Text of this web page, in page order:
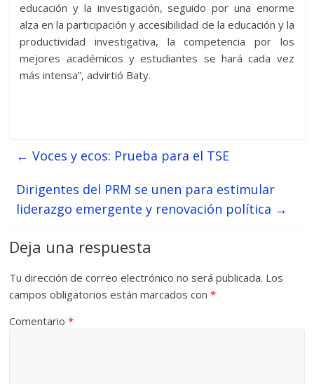
educación y la investigación, seguido por una enorme
alza en la participación y accesibilidad de la educación y la
productividad investigativa, la competencia por los
mejores académicos y estudiantes se hará cada vez
más intensa”, advirtió Baty.
← Voces y ecos: Prueba para el TSE
Dirigentes del PRM se unen para estimular
liderazgo emergente y renovación política →
Deja una respuesta
Tu dirección de correo electrónico no será publicada. Los
campos obligatorios están marcados con*
Comentario*